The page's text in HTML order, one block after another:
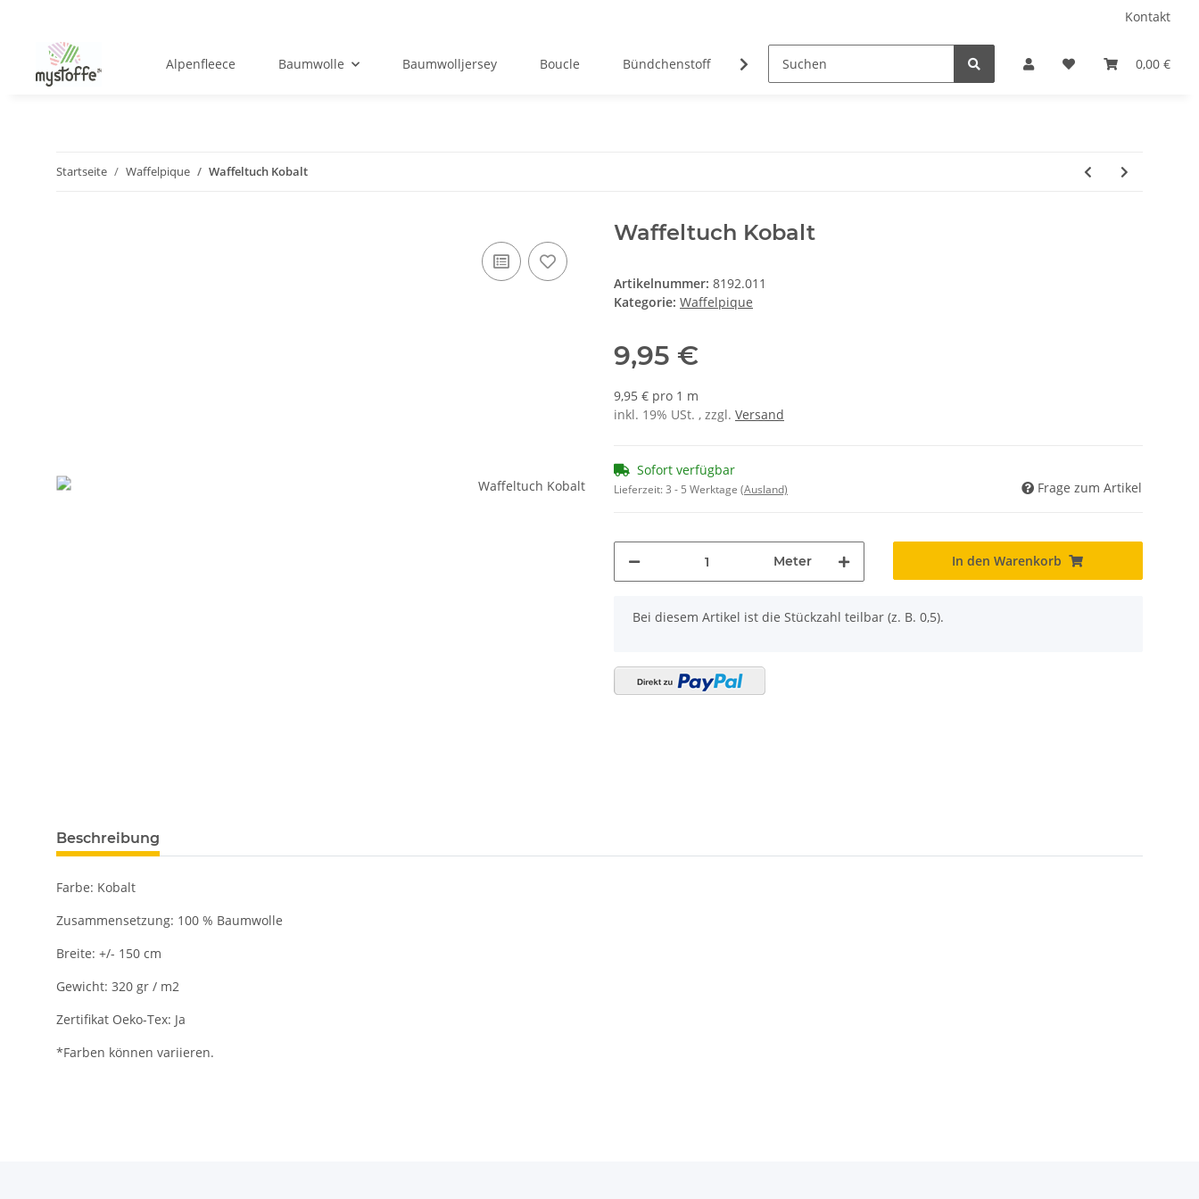
Kontakt
0,00 €
Alpenfleece Baumwolle Baumwolljersey Boucle Bündchenstoff Canvas Fellimitat Tierdruck Filz 3 MM
Startseite Waffelpique Waffeltuch Kobalt
Waffeltuch Kobalt
Artikelnummer: 8192.011
Kategorie: Waffelpique
9,95 €
9,95 € pro 1 m
inkl. 19% USt. , zzgl. Versand
Sofort verfügbar
Lieferzeit:3 - 5 Werktage (Ausland) Frage zum Artikel
Meter In den Warenkorb
x
Bei diesem Artikel ist die Stückzahl teilbar (z. B. 0,5).
Beschreibung
Farbe: Kobalt
Zusammensetzung: 100 % Baumwolle
Breite: +/- 150 cm
Gewicht: 320 gr / m2
Zertifikat Oeko-Tex: Ja
*Farben können variieren.